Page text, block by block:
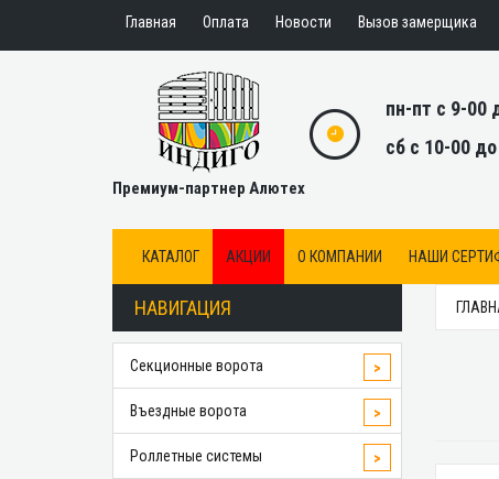
Главная Оплата Новости Вызов замерщика
Премиум-партнер Алютех
пн-пт с 9-00
сб с 10-00
КАТАЛОГ АКЦИИ О КОМПАНИИ НАШИ
НАВИГАЦИЯ
Секционные ворота >
Въездные ворота >
Роллетные системы >